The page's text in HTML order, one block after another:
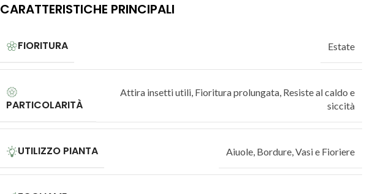
CARATTERISTICHE PRINCIPALI
FIORITURA Estate
PARTICOLARITÀ
Attira insetti utili Fioritura prolungata Resiste al caldo e
siccità
UTILIZZO PIANTA Aiuole Bordure Vasi e Fioriere